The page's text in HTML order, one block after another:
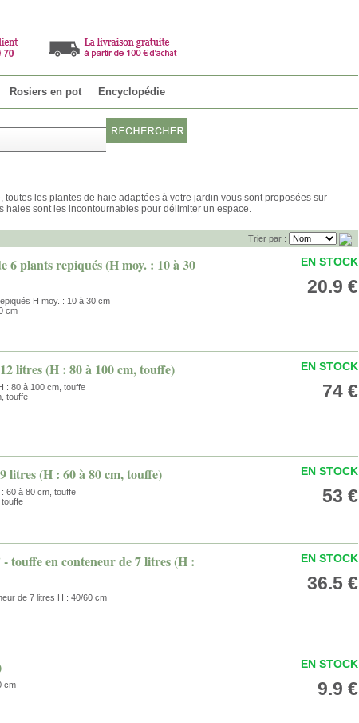
Rosiers en pot Encyclopédie
les plantes de haie adaptées à votre jardin vous sont proposées sur
haies sont les incontournables pour délimiter un espace.
Trier par :
6 plants repiqués (H moy. : 10 à 30
H moy. : 10 à 30 cm
cm
EN STOCK
20.9 €
litres (H : 80 à 100 cm, touffe)
: 80 à 100 cm, touffe
touffe
EN STOCK
74 €
litres (H : 60 à 80 cm, touffe)
60 à 80 cm, touffe
EN STOCK
53 €
touffe en conteneur de 7 litres (H :
de 7 litres H : 40/60 cm
EN STOCK
36.5 €
cm
EN STOCK
9.9 €